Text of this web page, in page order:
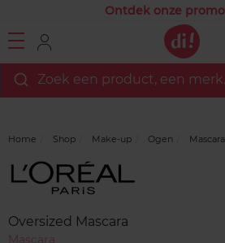
Ontdek onze
Zoek een product, een
Home Shop Make-up Ogen Mascara
Merk
Oversized Mascara
Mascara